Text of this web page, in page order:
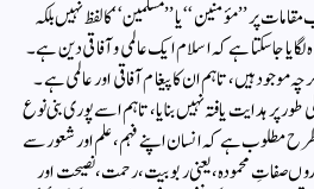
پر ’’مؤمنین‘‘ یا ’’مسلمین‘‘ کا لفظ نہیں بلکہ
جا سکتا ہے کہ اسلام ایک عالمی و آفاقی دین ہے۔
موجود ہیں، تاہم ان کا پیغام آفاقی اور عالمی ہے۔
طور پر ہدایت یافتہ نہیں بنایا، تاہم اسے پوری بنی نوع
مطلوب ہے کہ انسان اپنے فہم، علم اور شعور سے
محمودہ، یعنی ربوبیت، رحمت، نصیحت اور